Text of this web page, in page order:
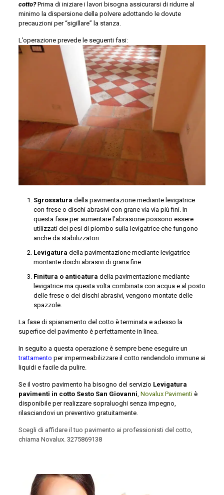
cotto?Prima di iniziare i lavori bisogna assicurarsi di ridurre al
minimo la dispersione della polvere adottando le dovute
precauzioni per “sigillare” la stanza.
L’operazione prevede le seguenti fasi:
Sgrossatura della pavimentazione mediante levigatrice
con frese o dischi abrasivi con grane via via più fini. In
questa fase per aumentare l’abrasione possono essere
utilizzati dei pesi di piombo sulla levigatrice che fungono
anche da stabilizzatori.
Levigatura della pavimentazione mediante levigatrice
montante dischi abrasivi di grana fine.
Finitura o anticatura della pavimentazione mediante
levigatrice ma questa volta combinata con acqua e al posto
delle frese o dei dischi abrasivi, vengono montate delle
spazzole.
La fase di spianamento del cotto è terminata e adesso la
superfice del pavimento è perfettamente in linea.
In seguito a questa operazione è sempre bene eseguire un
trattamento per impermeabilizzare il cotto rendendolo immune ai
liquidi e facile da pulire.
Se il vostro pavimento ha bisogno del servizio Levigatura
pavimenti in cotto Sesto San Giovanni Novalux Pavimentiè
disponibile per realizzare sopraluoghi senza impegno,
rilasciandovi un preventivo gratuitamente.
Scegli di affidare il tuo pavimento ai professionisti del cotto,
chiama Novalux. 3275869138